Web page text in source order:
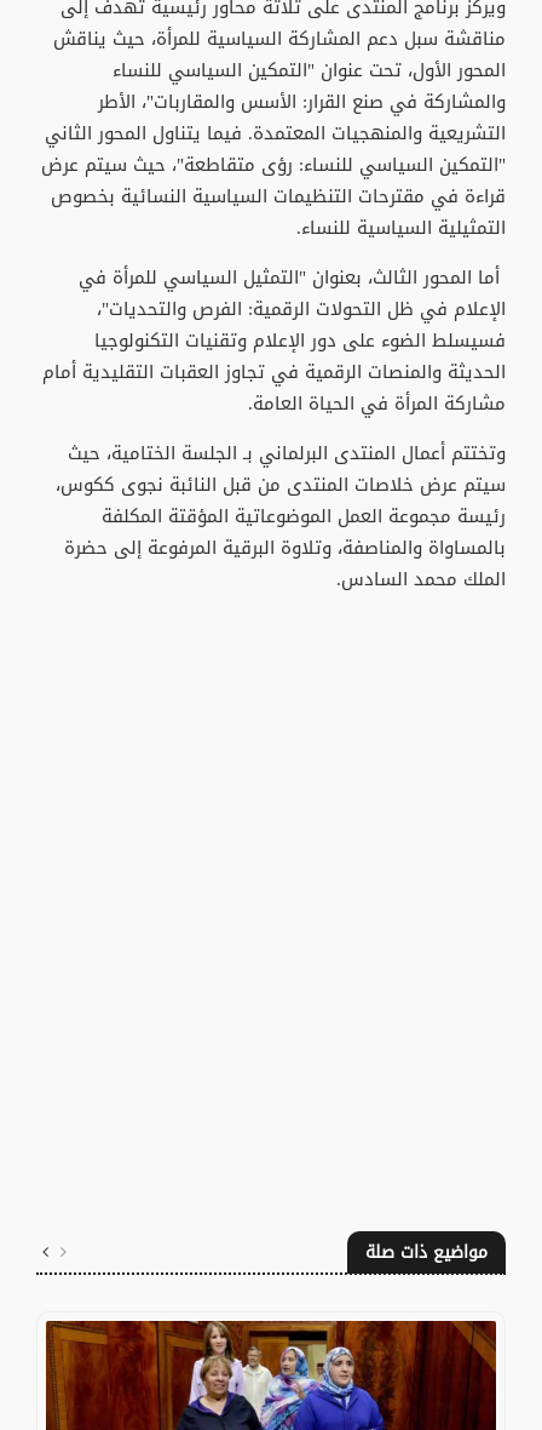
و​يركز برنامج المنتدى على ثلاثة محاور رئيسية تهدف إلى
مناقشة سبل دعم المشاركة السياسية للمرأة، حيث يناقش
المحور الأول، تحت عنوان "التمكين السياسي للنساء
والمشاركة في صنع القرار: الأسس والمقاربات"، الأطر
التشريعية والمنهجيات المعتمدة. فيما يتناول المحور الثاني
"التمكين السياسي للنساء: رؤى متقاطعة"، حيث سيتم عرض
قراءة في مقترحات التنظيمات السياسية النسائية بخصوص
التمثيلية السياسية للنساء.
أما المحور الثالث، بعنوان "التمثيل السياسي للمرأة في
الإعلام في ظل التحولات الرقمية: الفرص والتحديات"،
فسيسلط الضوء على دور الإعلام وتقنيات التكنولوجيا
الحديثة والمنصات الرقمية في تجاوز العقبات التقليدية أمام
مشاركة المرأة في الحياة العامة.
و​تختتم أعمال المنتدى البرلماني بـ الجلسة الختامية، حيث
سيتم عرض خلاصات المنتدى من قبل النائبة نجوى ككوس،
رئيسة مجموعة العمل الموضوعاتية المؤقتة المكلفة
بالمساواة والمناصفة، وتلاوة البرقية المرفوعة إلى حضرة
الملك محمد السادس.
مواضيع ذات صلة